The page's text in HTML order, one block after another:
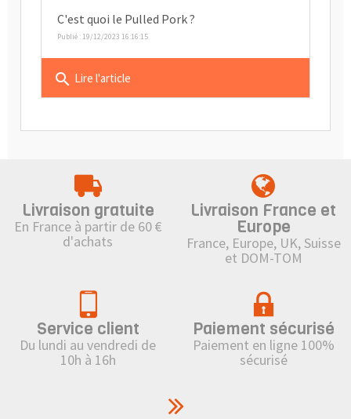
C'est quoi le Pulled Pork ?
Publié : 19/12/2023 16:16:15
search Lire l'article
Livraison gratuite
En France à partir de 60 €
d'achats
Livraison France et
Europe
France, Europe, UK, Suisse
et DOM-TOM
Service client
Du lundi au vendredi de
10h à 16h
Paiement sécurisé
Paiement en ligne 100%
sécurisé